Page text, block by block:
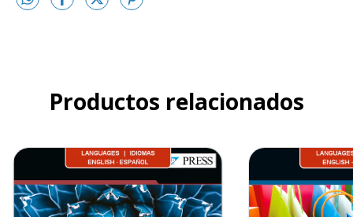
Productos relacionados